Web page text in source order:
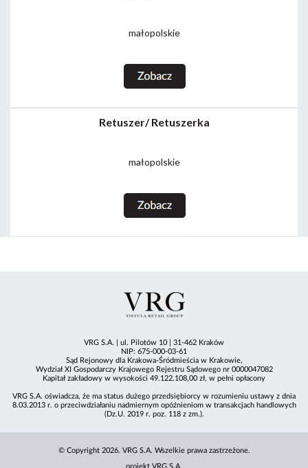
małopolskie
Retuszer/ Retuszerka
małopolskie
VRG S.A. | ul. Pilotów 10 | 31-462 Kraków
NIP: 675-000-03-61
Sąd Rejonowy dla Krakowa-Śródmieścia w Krakowie,
Wydział XI Gospodarczy Krajowego Rejestru Sądowego nr 0000047082
Kapitał zakładowy w wysokości 49.122.108,00 zł, w pełni opłacony
VRG S.A. oświadcza, że ma status dużego przedsiębiorcy w rozumieniu ustawy z dnia
8.03.2013 r. o przeciwdziałaniu nadmiernym opóźnieniom w transakcjach handlowych
(Dz.U. 2019 r. poz. 118 z zm.).
© Copyright 2026. VRG S.A. Wszelkie prawa zastrzeżone.
projekt VRG S.A.